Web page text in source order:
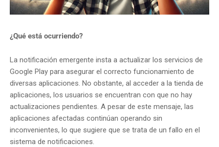
¿Qué está ocurriendo?
La notificación emergente insta a actualizar los servicios de
Google Play para asegurar el correcto funcionamiento de
diversas aplicaciones. No obstante, al acceder a la tienda de
aplicaciones, los usuarios se encuentran con que no hay
actualizaciones pendientes. A pesar de este mensaje, las
aplicaciones afectadas continúan operando sin
inconvenientes, lo que sugiere que se trata de un fallo en el
sistema de notificaciones.